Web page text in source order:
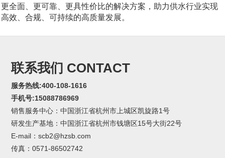
更全面、更可靠、更具性价比的解决方案，助力供水行业实现
高效、合规、可持续的高质量发展。
联系我们 CONTACT
服务热线:400-108-1616
手机号:15088786969
销售服务中心：中国浙江省杭州市上城区凯旋路1号
研发生产基地：中国浙江省杭州市钱塘区15号大街22号
E-mail：scb2@hzsb.com
传真：0571-86502742